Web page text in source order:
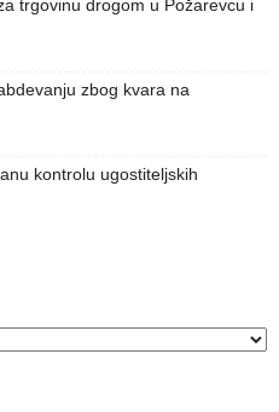
trgovinu drogom u Požarevcu i
zbog kvara na
kontrolu ugostiteljskih